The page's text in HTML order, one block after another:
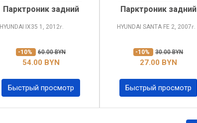
Парктроник задний
HYUNDAI IX35 1, 2012г.
-10% 60.00 BYN
54.00 BYN
Быстрый просмотр
Парктроник задний
HYUNDAI SANTA FE 2, 2007г.
-10% 30.00 BYN
27.00 BYN
Быстрый просмотр